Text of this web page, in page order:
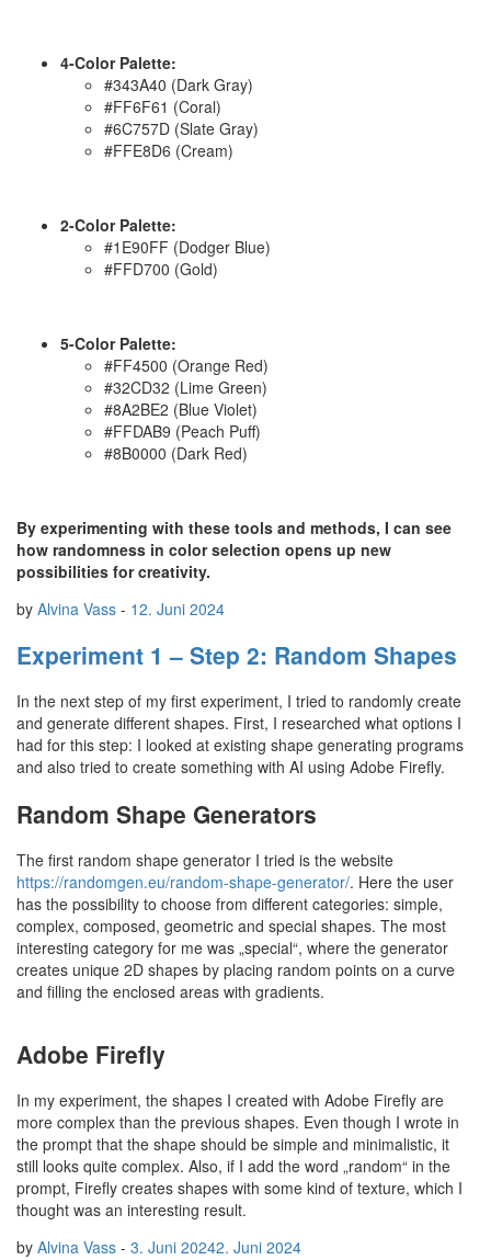
4-Color Palette:
#343A40 (Dark Gray)
#FF6F61 (Coral)
#6C757D (Slate Gray)
#FFE8D6 (Cream)
2-Color Palette:
#1E90FF (Dodger Blue)
#FFD700 (Gold)
5-Color Palette:
#FF4500 (Orange Red)
#32CD32 (Lime Green)
#8A2BE2 (Blue Violet)
#FFDAB9 (Peach Puff)
#8B0000 (Dark Red)
By experimenting with these tools and methods, I can see
how randomness in color selection opens up new
possibilities for creativity.
by Alvina Vass - 12. Juni 2024
Experiment 1 – Step 2: Random Shapes
In the next step of my first experiment, I tried to randomly create
and generate different shapes. First, I researched what options I
had for this step: I looked at existing shape generating programs
and also tried to create something with AI using Adobe Firefly.
Random Shape Generators
The first random shape generator I tried is the website
https://randomgen.eu/random-shape-generator/. Here the user
has the possibility to choose from different categories: simple,
complex, composed, geometric and special shapes. The most
interesting category for me was „special“, where the generator
creates unique 2D shapes by placing random points on a curve
and filling the enclosed areas with gradients.
Adobe Firefly
In my experiment, the shapes I created with Adobe Firefly are
more complex than the previous shapes. Even though I wrote in
the prompt that the shape should be simple and minimalistic, it
still looks quite complex. Also, if I add the word „random“ in the
prompt, Firefly creates shapes with some kind of texture, which I
thought was an interesting result.
by Alvina Vass - 3. Juni 20242. Juni 2024